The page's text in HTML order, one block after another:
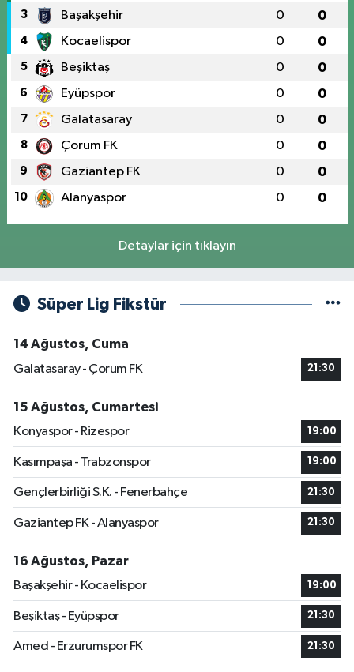
3 Başakşehir 0 0
4 Kocaelispor 0 0
5 Beşiktaş 0 0
6 Eyüpspor 0 0
7 Galatasaray 0 0
8 Çorum FK 0 0
9 Gaziantep FK 0 0
10 Alanyaspor 0 0
Detaylar için tıklayın
Süper Lig Fikstür
14 Ağustos, Cuma
Galatasaray - Çorum FK
21:30
15 Ağustos, Cumartesi
Konyaspor - Rizespor
19:00
Kasımpaşa - Trabzonspor 19:00
Gençlerbirliği S.K. - Fenerbahçe 21:30
Gaziantep FK - Alanyaspor 21:30
16 Ağustos, Pazar
Başakşehir - Kocaelispor
19:00
Beşiktaş - Eyüpspor 21:30
Amed - Erzurumspor FK 21:30